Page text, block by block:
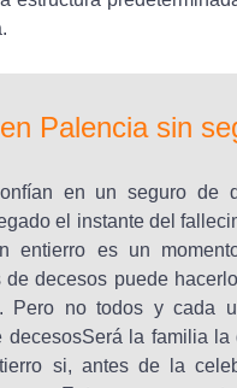
Palencia sin
en un seguro de
el instante del
entierro es un
decesos puede
Pero no todos y cada
decesosSerá la familia
si, antes de la